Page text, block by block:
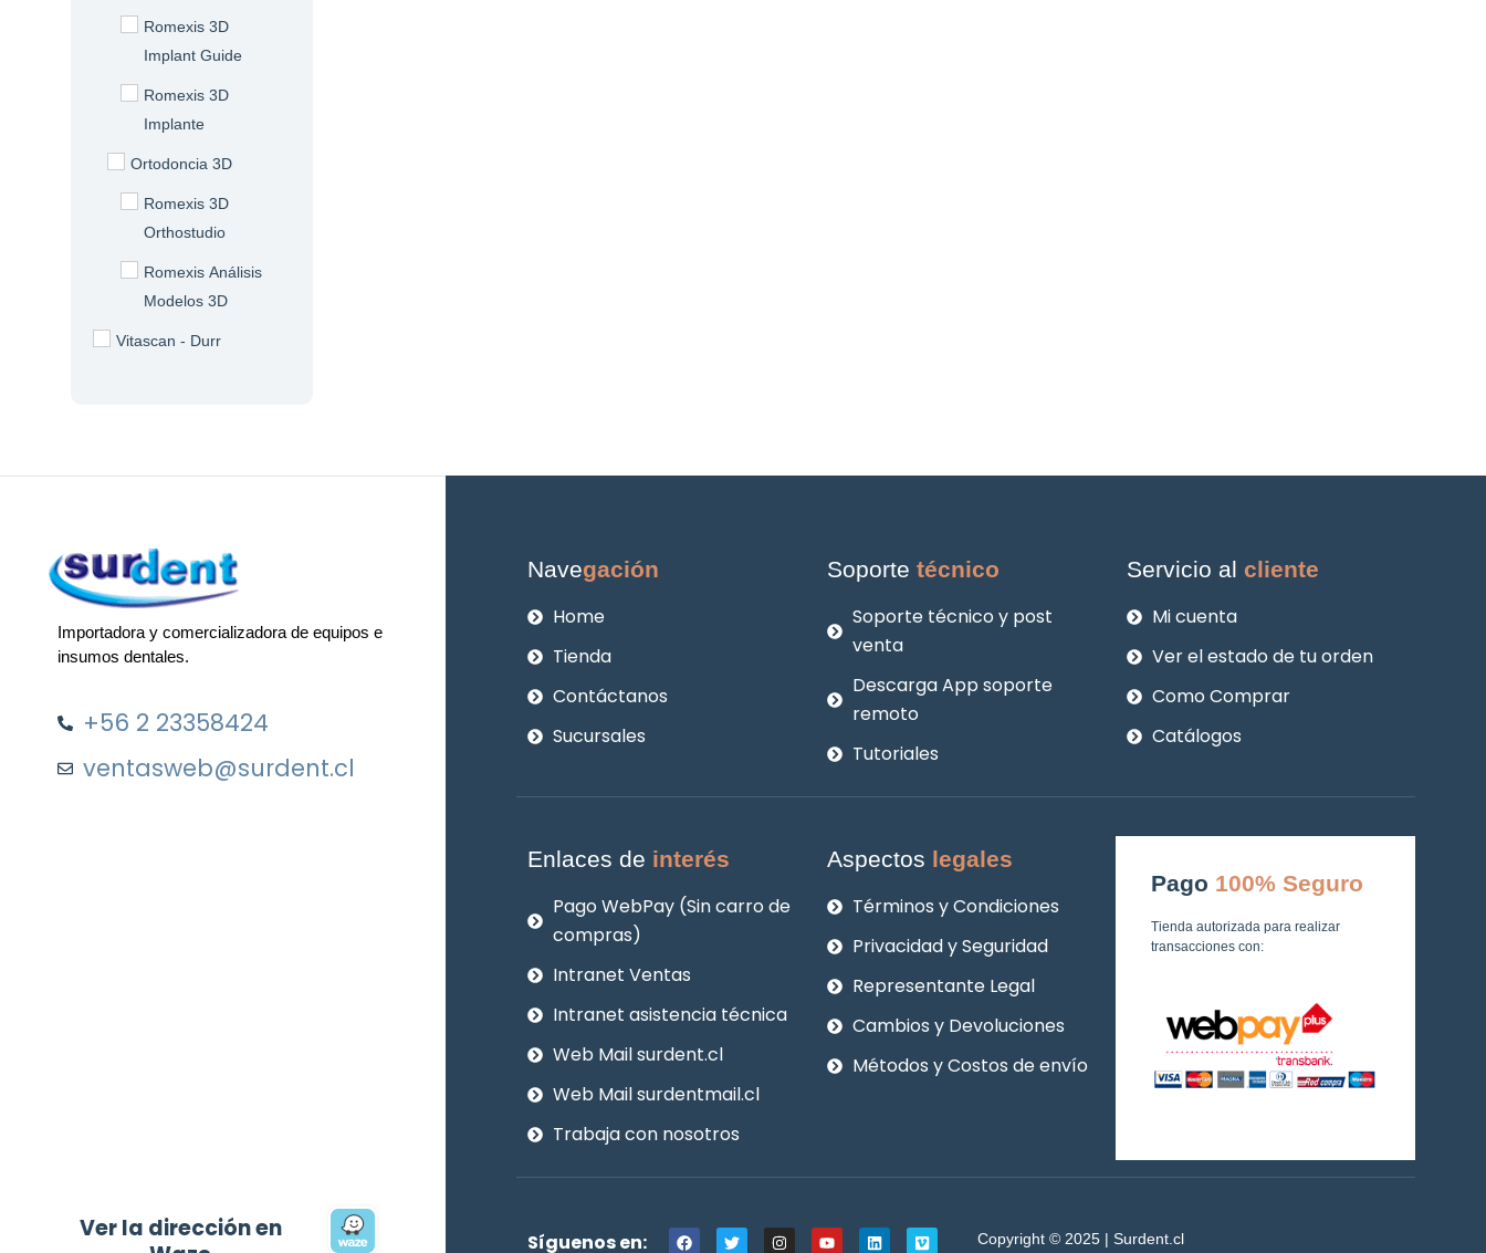
Romexis 3D
Implant Guide
Romexis 3D
Implante
Ortodoncia 3D
Romexis 3D
Orthostudio
Romexis Análisis
Modelos 3D
Vitascan - Durr
Importadora y comercializadora de equipos e
insumos dentales.
+56 2 23358424
ventasweb@surdent.cl
Ver la dirección en
Navegación
Home
Tienda
Contáctanos
Sucursales
Soportetécnico
Soporte técnico y post
venta
Descarga App soporte
remoto
Tutoriales
Servicio alcliente
Mi cuenta
Ver el estado de tu orden
Como Comprar
Catálogos
Enlaces de interés
Pago WebPay (Sin carro de
compras)
Intranet Ventas
Intranet asistencia técnica
Web Mail surdent.cl
Web Mail surdentmail.cl
Trabaja con nosotros
Aspectos legales
Términos y Condiciones
Privacidad y Seguridad
Representante Legal
Cambios y Devoluciones
Métodos y Costos de envío
Pago 100% Seguro
Tienda autorizada para realizar
transacciones con:
Síguenos en:
F
T
I
Y
L
V
Copyright © 2025 | Surdent.cl